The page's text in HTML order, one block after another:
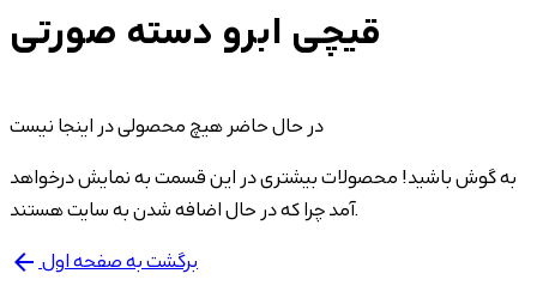
قیچی ابرو دسته صورتی
در حال حاضر هیچ محصولی در اینجا نیست
به گوش باشید! محصولات بیشتری در این قسمت به نمایش درخواهد
آمد چرا که در حال اضافه شدن به سایت هستند.
arrow_back برگشت به صفحه اول